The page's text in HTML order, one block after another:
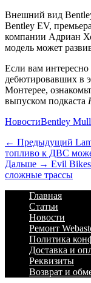
Внешний вид
Bentley EV,
компании Адриан
модель может
Если вам интересно
дебютировавших в
Монтерее,
выпуском подкаста
Категории
НовостиТеги
Bentley
Навигация
по
записям
← Предыдущий
топливо к ДВС
Дальше → Дальше:
Evil
сложные трассы
Footer
Menu
Перейти
содержимому
Главная
Статьи
Новости
Ремонт
Политика
Доставка и
Реквизиты
Возврат и